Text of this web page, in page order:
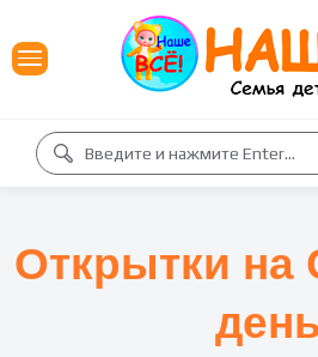
Открытки на